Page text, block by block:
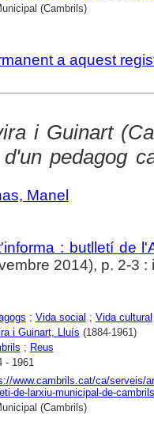
(Cambrils)
a aquest
i Guinart
pedagog
Manel
: butlletí de
2014), p. 2-3 :
; Vida social ; Vida cultural
i Guinart, Lluís (1884-1961)
; Reus
- 1961
www.cambrils.cat/ca/serveis/
de-larxiu-municipal-de-
(Cambrils)